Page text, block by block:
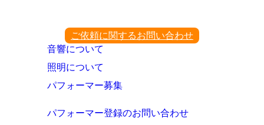
ご依頼に関するお問い合わせ
音響について
照明について
パフォーマー募集
パフォーマー登録のお問い合わせ